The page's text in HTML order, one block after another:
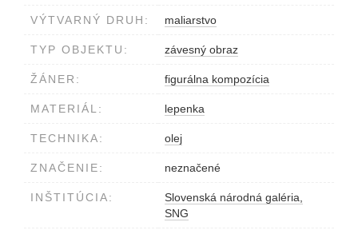
VÝTVARNÝ DRUH: maliarstvo
TYP OBJEKTU: závesný obraz
ŽÁNER: figurálna kompozícia
MATERIÁL: lepenka
TECHNIKA: olej
ZNAČENIE: neznačené
INŠTITÚCIA:
Slovenská národná galéria,
SNG